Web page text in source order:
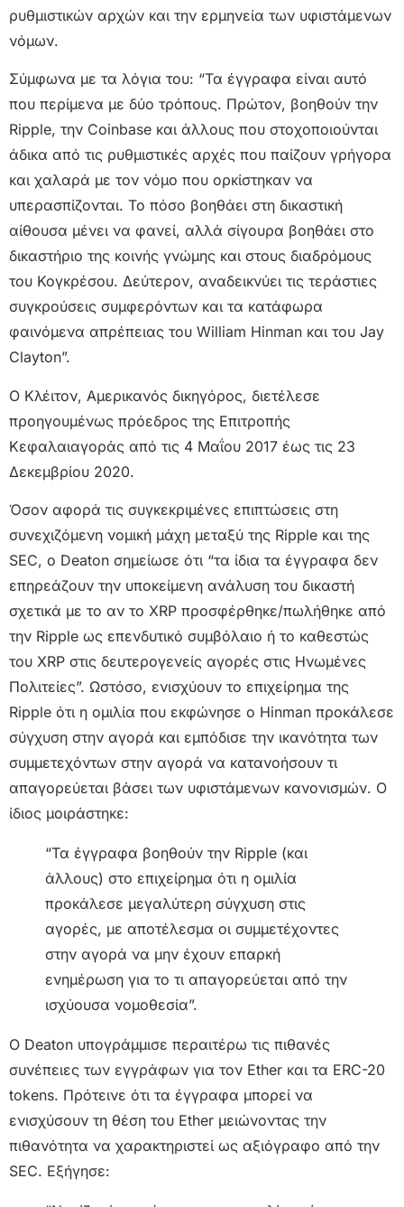
ρυθμιστικών αρχών και την ερμηνεία των υφιστάμενων
νόμων.
Σύμφωνα με τα λόγια του: “Τα έγγραφα είναι αυτό
που περίμενα με δύο τρόπους. Πρώτον, βοηθούν την
Ripple, την Coinbase και άλλους που στοχοποιούνται
άδικα από τις ρυθμιστικές αρχές που παίζουν γρήγορα
και χαλαρά με τον νόμο που ορκίστηκαν να
υπερασπίζονται. Το πόσο βοηθάει στη δικαστική
αίθουσα μένει να φανεί, αλλά σίγουρα βοηθάει στο
δικαστήριο της κοινής γνώμης και στους διαδρόμους
του Κογκρέσου. Δεύτερον, αναδεικνύει τις τεράστιες
συγκρούσεις συμφερόντων και τα κατάφωρα
φαινόμενα απρέπειας του William Hinman και του Jay
Clayton”.
Ο Κλέιτον, Αμερικανός δικηγόρος, διετέλεσε
προηγουμένως πρόεδρος της Επιτροπής
Κεφαλαιαγοράς από τις 4 Μαΐου 2017 έως τις 23
Δεκεμβρίου 2020.
Όσον αφορά τις συγκεκριμένες επιπτώσεις στη
συνεχιζόμενη νομική μάχη μεταξύ της Ripple και της
SEC, ο Deaton σημείωσε ότι “τα ίδια τα έγγραφα δεν
επηρεάζουν την υποκείμενη ανάλυση του δικαστή
σχετικά με το αν το XRP προσφέρθηκε/πωλήθηκε από
την Ripple ως επενδυτικό συμβόλαιο ή το καθεστώς
του XRP στις δευτερογενείς αγορές στις Ηνωμένες
Πολιτείες”. Ωστόσο, ενισχύουν το επιχείρημα της
Ripple ότι η ομιλία που εκφώνησε ο Hinman προκάλεσε
σύγχυση στην αγορά και εμπόδισε την ικανότητα των
συμμετεχόντων στην αγορά να κατανοήσουν τι
απαγορεύεται βάσει των υφιστάμενων κανονισμών. Ο
ίδιος μοιράστηκε:
“Τα έγγραφα βοηθούν την Ripple (και
άλλους) στο επιχείρημα ότι η ομιλία
προκάλεσε μεγαλύτερη σύγχυση στις
αγορές, με αποτέλεσμα οι συμμετέχοντες
στην αγορά να μην έχουν επαρκή
ενημέρωση για το τι απαγορεύεται από την
ισχύουσα νομοθεσία”.
Ο Deaton υπογράμμισε περαιτέρω τις πιθανές
συνέπειες των εγγράφων για τον Ether και τα ERC-20
tokens. Πρότεινε ότι τα έγγραφα μπορεί να
ενισχύσουν τη θέση του Ether μειώνοντας την
πιθανότητα να χαρακτηριστεί ως αξιόγραφο από την
SEC. Εξήγησε: